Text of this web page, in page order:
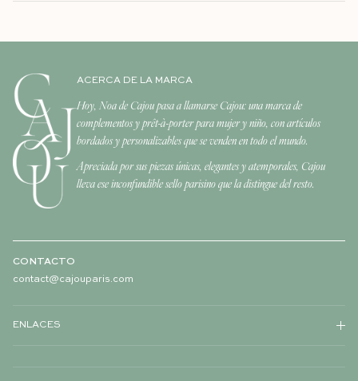
ACERCA DE LA MARCA
Hoy, Noa de Cajou pasa a llamarse Cajou: una marca de
complementos y prêt-à-porter para mujer y niño, con artículos
bordados y personalizables que se venden en todo el mundo.
Apreciada por sus piezas únicas, elegantes y atemporales, Cajou
lleva ese inconfundible sello parisino que la distingue del resto.
CONTACTO
contact@cajouparis.com
ENLACES